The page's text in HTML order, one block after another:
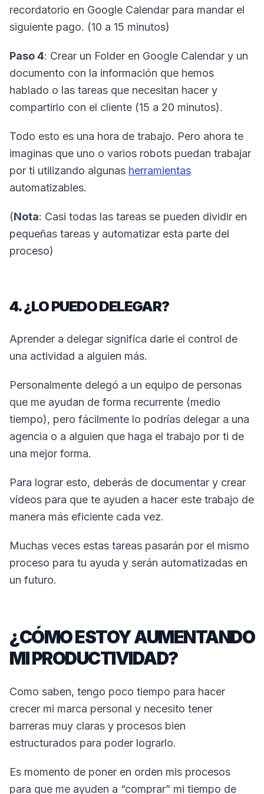
recordatorio en Google Calendar para mandar el
siguiente pago. (10 a 15 minutos)
Paso 4: Crear un Folder en Google Calendar y un
documento con la información que hemos
hablado o las tareas que necesitan hacer y
compartirlo con el cliente (15 a 20 minutos).
Todo esto es una hora de trabajo. Pero ahora te
imaginas que uno o varios robots puedan trabajar
por ti utilizando algunas herramientas
automatizables.
(Nota: Casi todas las tareas se pueden dividir en
pequeñas tareas y automatizar esta parte del
proceso)
4. ¿LO PUEDO DELEGAR?
Aprender a delegar significa darle el control de
una actividad a alguien más.
Personalmente delegó a un equipo de personas
que me ayudan de forma recurrente (medio
tiempo), pero fácilmente lo podrías delegar a una
agencia o a alguien que haga el trabajo por ti de
una mejor forma.
Para lograr esto, deberás de documentar y crear
vídeos para que te ayuden a hacer este trabajo de
manera más eficiente cada vez.
Muchas veces estas tareas pasarán por el mismo
proceso para tu ayuda y serán automatizadas en
un futuro.
¿CÓMO ESTOY AUMENTANDO
MI PRODUCTIVIDAD?
Como saben, tengo poco tiempo para hacer
crecer mi marca personal y necesito tener
barreras muy claras y procesos bien
estructurados para poder lograrlo.
Es momento de poner en orden mis procesos
para que me ayuden a “comprar” mi tiempo de